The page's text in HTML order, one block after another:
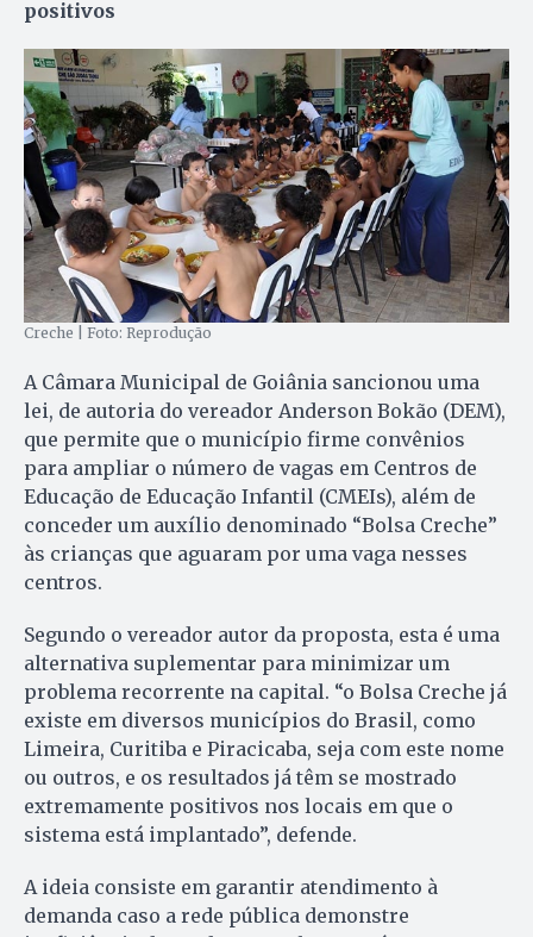
positivos
Creche | Foto: Reprodução
A Câmara Municipal de Goiânia sancionou uma
lei, de autoria do vereador Anderson Bokão (DEM),
que permite que o município firme convênios
para ampliar o número de vagas em Centros de
Educação de Educação Infantil (CMEIs), além de
conceder um auxílio denominado “Bolsa Creche”
às crianças que aguaram por uma vaga nesses
centros.
Segundo o vereador autor da proposta, esta é uma
alternativa suplementar para minimizar um
problema recorrente na capital. “o Bolsa Creche já
existe em diversos municípios do Brasil, como
Limeira, Curitiba e Piracicaba, seja com este nome
ou outros, e os resultados já têm se mostrado
extremamente positivos nos locais em que o
sistema está implantado”, defende.
A ideia consiste em garantir atendimento à
demanda caso a rede pública demonstre